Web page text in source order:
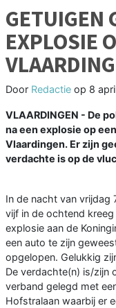
GETUIGEN
EXPLOSIE
Door Redactie op 8
VLAARDINGEN - De
na een explosie op
Vlaardingen. Er zijn
verdachte is op de
In de nacht van vrijdag
vijf in de ochtend
explosie aan de
een auto te zijn
opgelopen. Gelukkig
De verdachte(n) is/zijn
verband gelegd met
Hofstralaan waarbij er